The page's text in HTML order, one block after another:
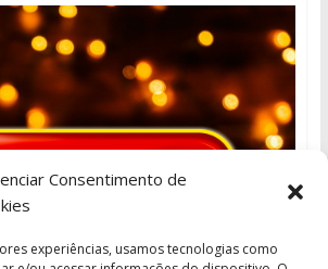
Consentimento de
experiências, usamos tecnologias como